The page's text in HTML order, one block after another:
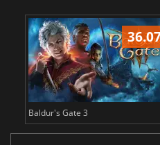
Baldur's Gate 3